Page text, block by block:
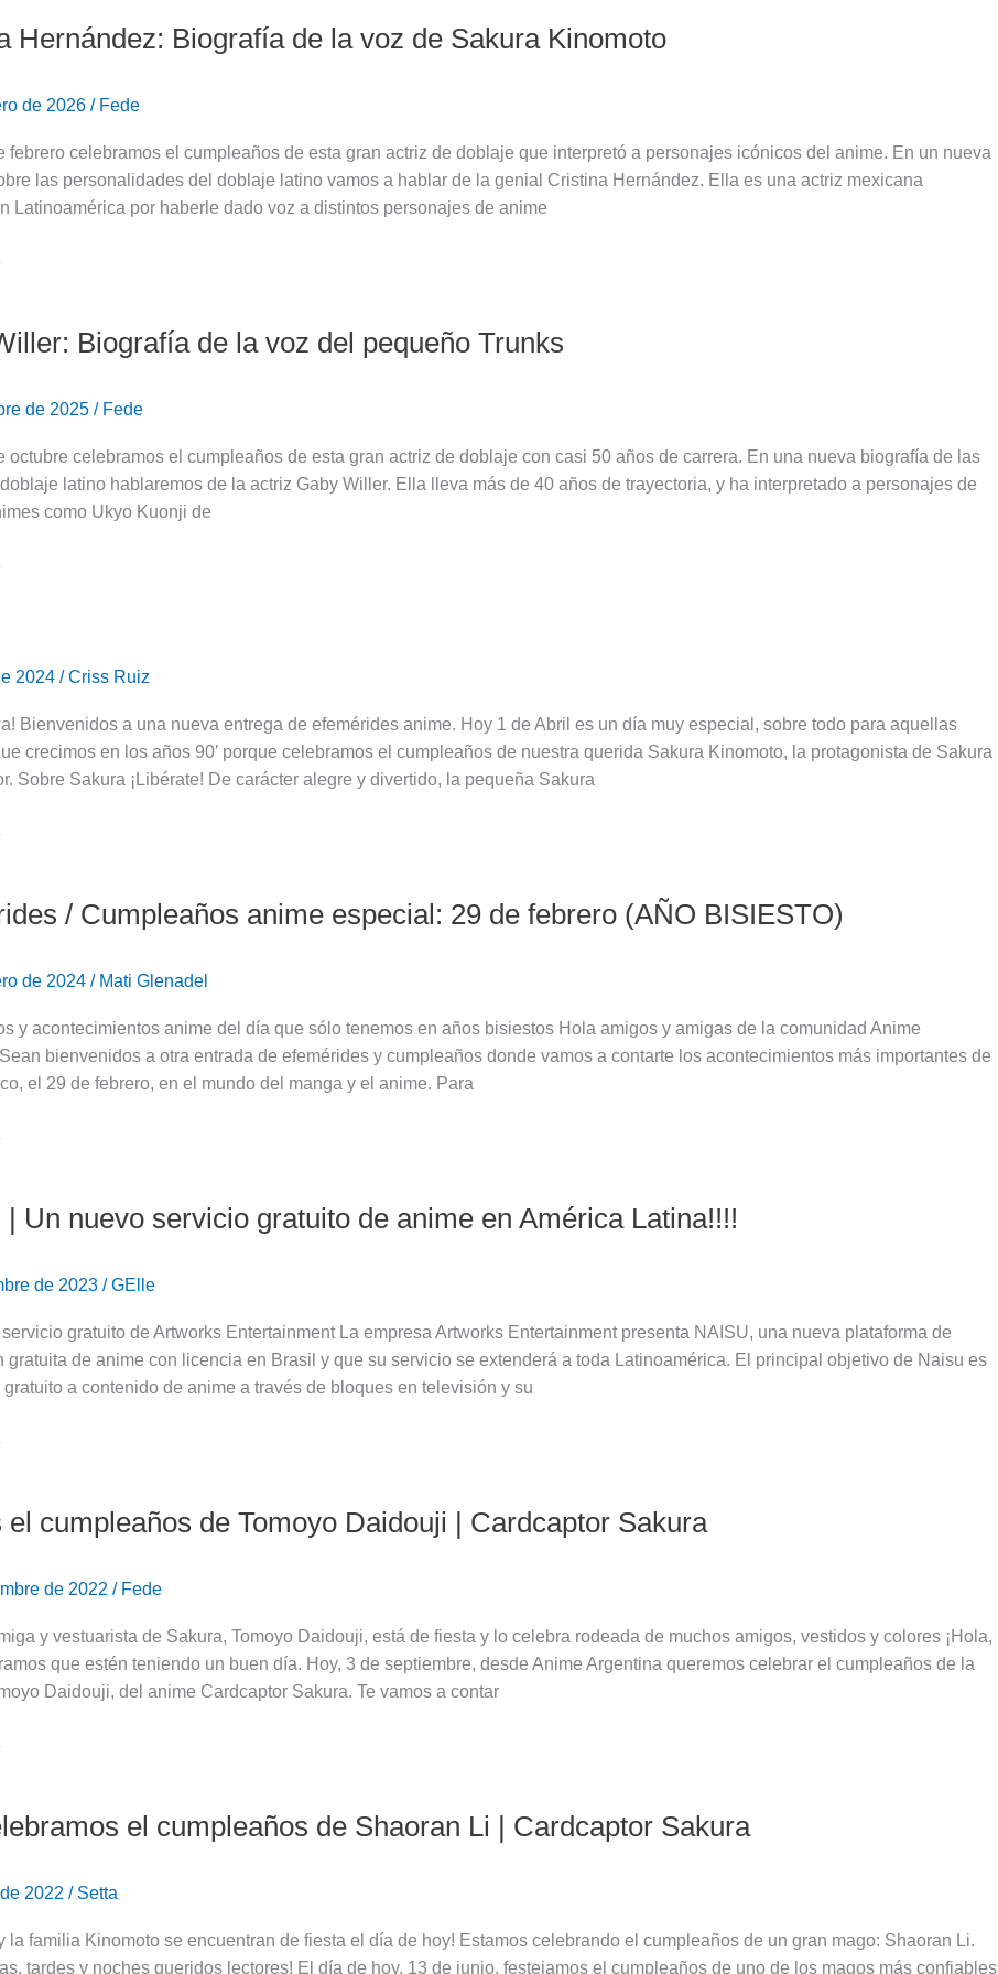
Hernández: Biografía de la voz de Sakura Kinomoto
de 2026 / Fede
febrero celebramos el cumpleaños de esta gran actriz de doblaje que interpretó a personajes icónicos del anime. En un nueva
las personalidades del doblaje latino vamos a hablar de la genial Cristina Hernández. Ella es una actriz mexicana
Latinoamérica por haberle dado voz a distintos personajes de anime
Biografía de la voz del pequeño Trunks
de 2025 / Fede
octubre celebramos el cumpleaños de esta gran actriz de doblaje con casi 50 años de carrera. En una nueva biografía de las
latino hablaremos de la actriz Gaby Willer. Ella lleva más de 40 años de trayectoria, y ha interpretado a personajes de
como Ukyo Kuonji de
2024 /Criss Ruiz
Bienvenidos a una nueva entrega de efemérides anime. Hoy 1 de Abril es un día muy especial, sobre todo para aquellas
crecimos en los años 90′ porque celebramos el cumpleaños de nuestra querida Sakura Kinomoto, la protagonista de Sakura
Sobre Sakura ¡Libérate! De carácter alegre y divertido, la pequeña Sakura
/ Cumpleaños anime especial: 29 de febrero (AÑO BISIESTO)
de 2024 / Mati Glenadel
y acontecimientos anime del día que sólo tenemos en años bisiestos Hola amigos y amigas de la comunidad Anime
bienvenidos a otra entrada de efemérides y cumpleaños donde vamos a contarte los acontecimientos más importantes de
el 29 de febrero, en el mundo del manga y el anime. Para
| Un nuevo servicio gratuito de anime en América Latina!!!!
de 2023 /GElle
gratuito de Artworks Entertainment La empresa Artworks Entertainment presenta NAISU, una nueva plataforma de
gratuita de anime con licencia en Brasil y que su servicio se extenderá a toda Latinoamérica. El principal objetivo de Naisu es
a contenido de anime a través de bloques en televisión y su
el cumpleaños de Tomoyo Daidouji | Cardcaptor Sakura
de 2022 / Fede
y vestuarista de Sakura, Tomoyo Daidouji, está de fiesta y lo celebra rodeada de muchos amigos, vestidos y colores ¡Hola,
que estén teniendo un buen día. Hoy, 3 de septiembre, desde Anime Argentina queremos celebrar el cumpleaños de la
Daidouji, del anime Cardcaptor Sakura. Te vamos a contar
el cumpleaños de Shaoran Li | Cardcaptor Sakura
2022 / Setta
la familia Kinomoto se encuentran de fiesta el día de hoy! Estamos celebrando el cumpleaños de un gran mago: Shaoran Li.
tardes y noches queridos lectores! El día de hoy, 13 de junio, festejamos el cumpleaños de uno de los magos más confiables